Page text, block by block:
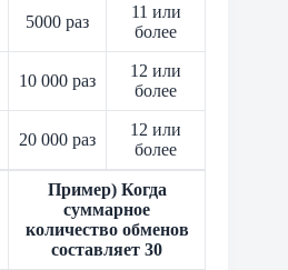
5000 раз
11 или
более
10 000 раз
12 или
более
20 000 раз
12 или
более
Пример) Когда
суммарное
количество обменов
составляет 30